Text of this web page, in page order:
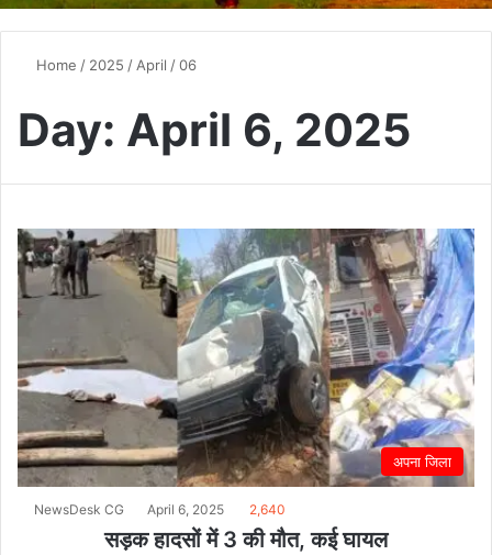
Home / 2025 /April /06
Day: April 6, 2025
अपना जिला
NewsDesk CG April 6, 2025 2,640
सड़क हादसों में 3 की मौत, कई घायल